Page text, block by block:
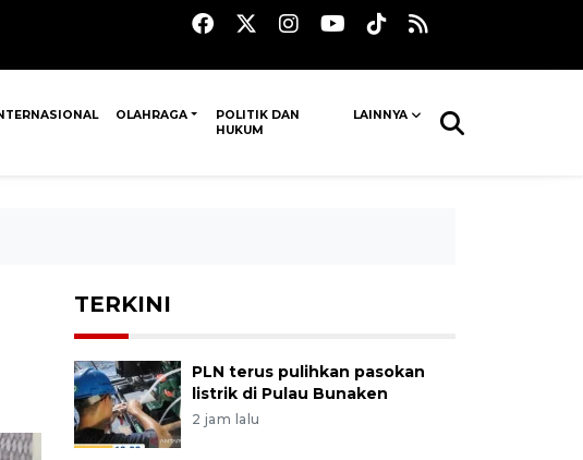
OLAHRAGA
POLITIK DAN
HUKUM
LAINNYA
TERKINI
PLN terus pulihkan pasokan
listrik di Pulau Bunaken
2 jam lalu